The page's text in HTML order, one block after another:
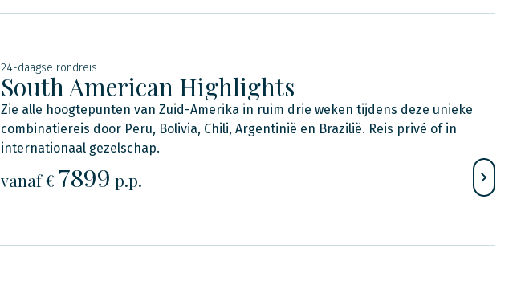
24-daagse rondreis
South American Highlights
Zie alle hoogtepunten van Zuid-Amerika in ruim drie weken tijdens deze unieke
combinatiereis door Peru, Bolivia, Chili, Argentinië en Brazilië. Reis privé of in
internationaal gezelschap.
vanaf € 7899 p.p.